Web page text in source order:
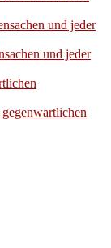
und jeder
und jeder